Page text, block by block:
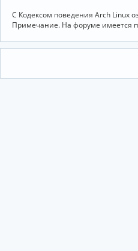
С Кодексом поведения Arch Linux
Примечание. На форуме имеется